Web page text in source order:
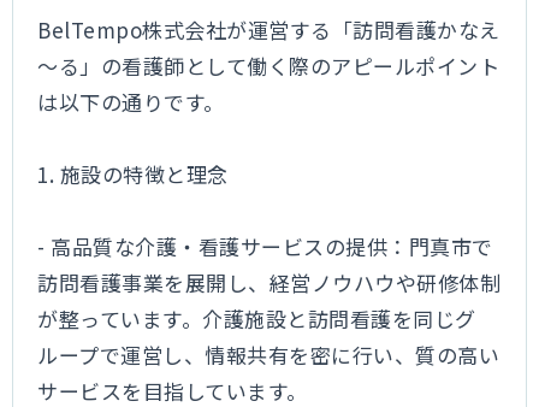
BelTempo株式会社が運営する「訪問看護かなえ
～る」の看護師として働く際のアピールポイント
は以下の通りです。
1. 施設の特徴と理念
- 高品質な介護・看護サービスの提供：門真市で
訪問看護事業を展開し、経営ノウハウや研修体制
が整っています。介護施設と訪問看護を同じグ
ループで運営し、情報共有を密に行い、質の高い
サービスを目指しています。